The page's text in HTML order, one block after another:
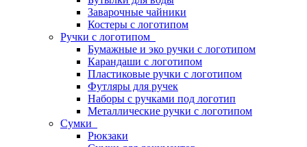
Заварочные чайники
Костеры с логотипом
Ручки с логотипом
Бумажные и эко ручки с логотипом
Карандаши с логотипом
Пластиковые ручки с логотипом
Футляры для ручек
Наборы с ручками под логотип
Металлические ручки с логотипом
Сумки
Рюкзаки